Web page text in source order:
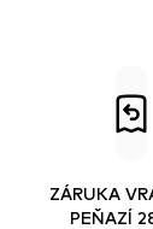
ZÁRUKA
PEŇAZÍ